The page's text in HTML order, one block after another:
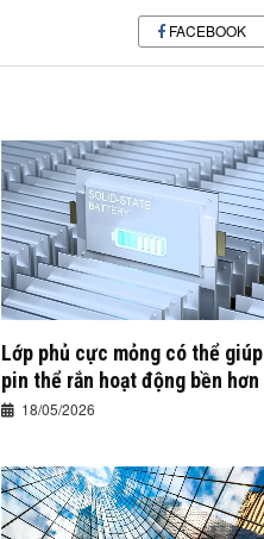
FACEBOOK
Lớp phủ cực mỏng có thể giúp
pin thể rắn hoạt động bền hơn
18/05/2026